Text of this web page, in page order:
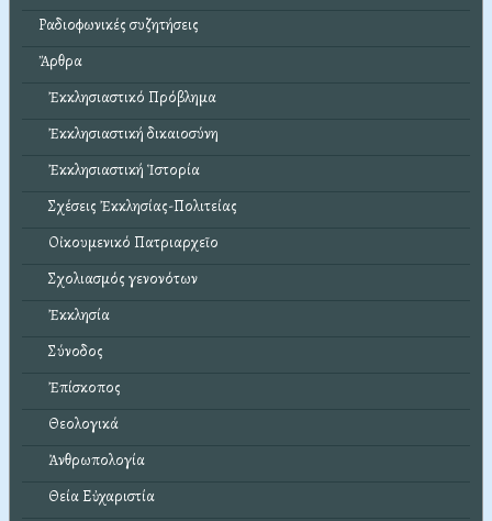
Ραδιοφωνικές συζητήσεις
Ἄρθρα
Ἐκκλησιαστικό Πρόβλημα
Ἐκκλησιαστική δικαιοσύνη
Ἐκκλησιαστική Ἱστορία
Σχέσεις Ἐκκλησίας-Πολιτείας
Οἰκουμενικό Πατριαρχεῖο
Σχολιασμός γενονότων
Ἐκκλησία
Σύνοδος
Ἐπίσκοπος
Θεολογικά
Ἀνθρωπολογία
Θεία Εὐχαριστία